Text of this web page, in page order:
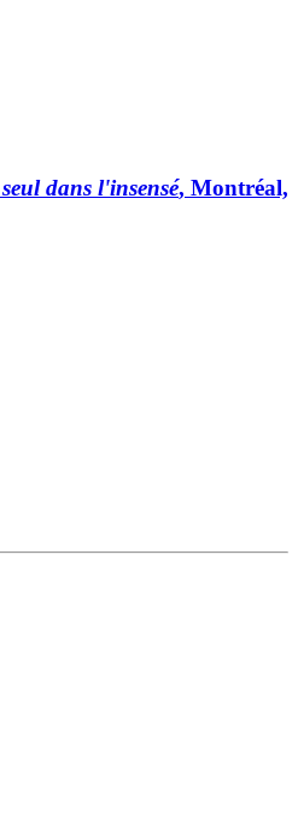
seul dans l'insensé, Montréal,